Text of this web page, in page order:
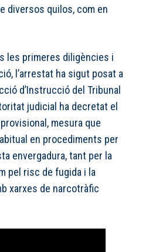
diversos quilos, com en
les primeres diligències i
l’arrestat ha sigut posat a
d’Instrucció del Tribunal
judicial ha decretat el
mesura que
en procediments per
envergadura, tant per la
pel risc de fugida i la
xarxes de narcotràfic